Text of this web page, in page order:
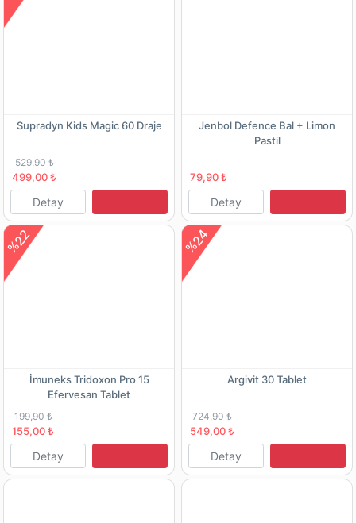
Supradyn Kids Magic 60 Draje
529,90 ₺
499,00 ₺
Detay
Jenbol Defence Bal + Limon
Pastil
79,90 ₺
Detay
%22
İmuneks Tridoxon Pro 15
Efervesan Tablet
199,90 ₺
155,00 ₺
Detay
%24
Argivit 30 Tablet
724,90 ₺
549,00 ₺
Detay